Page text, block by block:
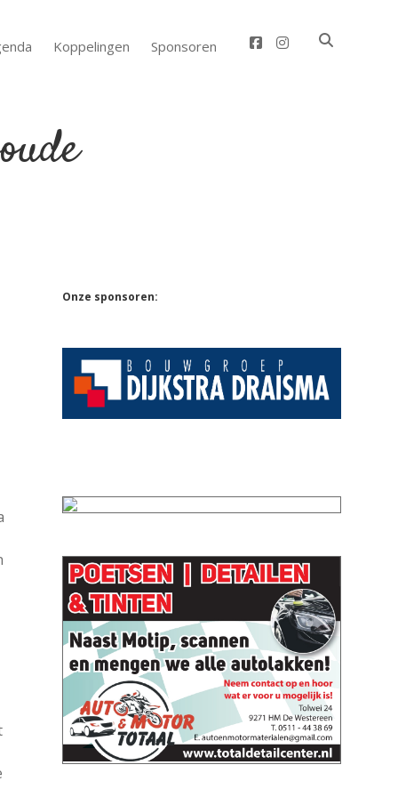
Koppelingen Sponsoren facebook
instagram
Sidebar
Onze sponsoren: